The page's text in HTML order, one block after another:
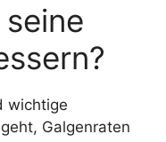
wichtige
Galgenraten